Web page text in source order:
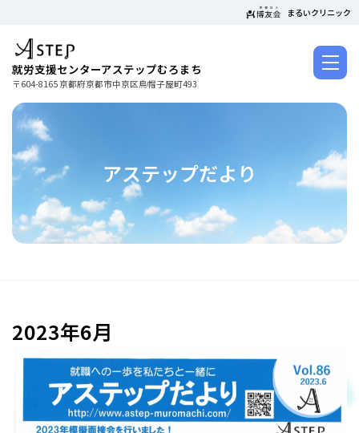
まるいクリニック
就労支援センターアステップむろまち
〒604-8165 京都府京都市中京区烏帽子屋町493
アステップだより
2023年6月